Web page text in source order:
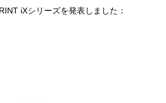
iXシリーズを発表しました：